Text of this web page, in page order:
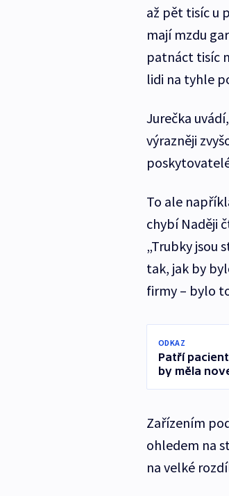
až pět tisíc u
mají mzdu
patnáct tisíc
lidi na tyhle
Jurečka
výrazněji
To ale
chybí Naději
„Trubky jsou
tak, jak by
firmy – bylo
ODKAZ
Patří
by měla
Zařízením
ohledem na
na velké